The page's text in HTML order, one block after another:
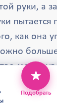
руки, а
пытается
как она
монет
тот, кто
один раз.
файлы
вам наилучший
Подобрать